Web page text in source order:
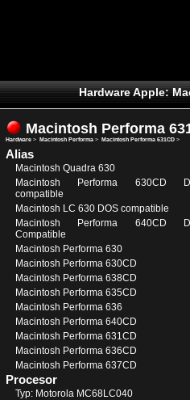
Hardware Apple:
Macintosh Performa
Hardware> Macintosh Performa> Macintosh Performa 631CD>
Alias
Macintosh Quadra 630
Macintosh Performa 630CD
compatible
Macintosh LC 630 DOS compatible
Macintosh Performa 640CD
Compatible
Macintosh Performa 630
Macintosh Performa 630CD
Macintosh Performa 638CD
Macintosh Performa 635CD
Macintosh Performa 636
Macintosh Performa 640CD
Macintosh Performa 631CD
Macintosh Performa 636CD
Macintosh Performa 637CD
Procesor
Typ: Motorola MC68LC040